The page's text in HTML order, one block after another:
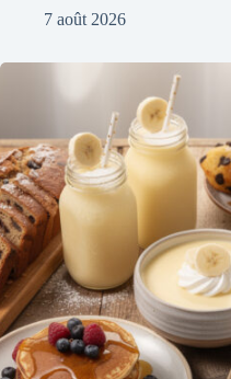
7 août 2026